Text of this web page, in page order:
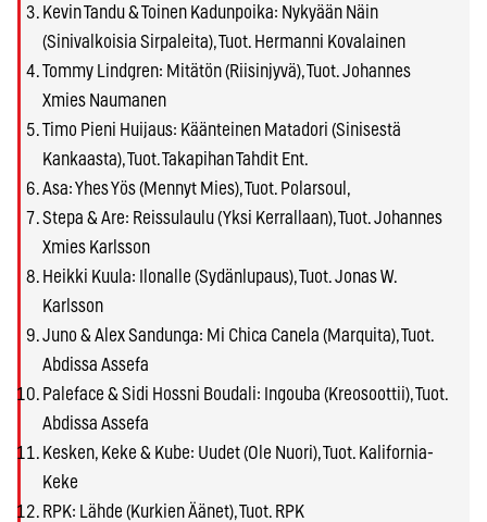
Kevin Tandu & Toinen Kadunpoika: Nykyään Näin
(Sinivalkoisia Sirpaleita), Tuot. Hermanni Kovalainen
Tommy Lindgren: Mitätön (Riisinjyvä), Tuot. Johannes
Xmies Naumanen
Timo Pieni Huijaus: Käänteinen Matadori (Sinisestä
Kankaasta), Tuot. Takapihan Tahdit Ent.
Asa: Yhes Yös (Mennyt Mies), Tuot. Polarsoul,
Stepa & Are: Reissulaulu (Yksi Kerrallaan), Tuot. Johannes
Xmies Karlsson
Heikki Kuula: Ilonalle (Sydänlupaus), Tuot. Jonas W.
Karlsson
Juno & Alex Sandunga: Mi Chica Canela (Marquita), Tuot.
Abdissa Assefa
Paleface & Sidi Hossni Boudali: Ingouba (Kreosoottii), Tuot.
Abdissa Assefa
Kesken, Keke & Kube: Uudet (Ole Nuori), Tuot. Kalifornia-
Keke
RPK: Lähde (Kurkien Äänet), Tuot. RPK